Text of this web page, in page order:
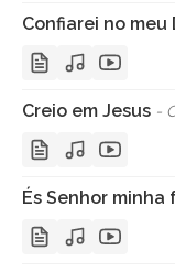
Confiarei no meu
Creio em Jesus -
És Senhor minha